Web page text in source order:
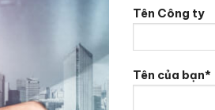
Tên Công ty
Tên của bạn*